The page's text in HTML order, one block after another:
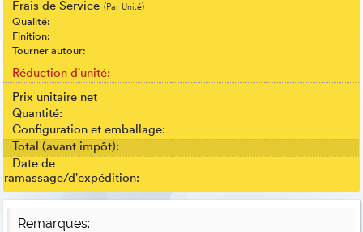
Frais de Service (Par Unité)
Qualité:
Finition:
Tourner autour:
Réduction d'unité:
Prix unitaire net
Quantité:
Configuration et emballage:
Total (avant impôt):
Date de
ramassage/d'expédition:
Remarques: